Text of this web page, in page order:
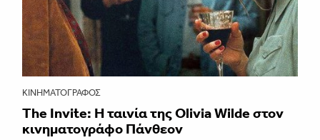
ΚΙΝΗΜΑΤΟΓΡΆΦΟΣ
The Invite: Η ταινία της Olivia Wilde στον
κινηματογράφο Πάνθεον